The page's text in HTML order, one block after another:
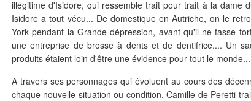
illégitime d'Isidore, qui ressemble trait pour trait à la dame
Isidore a tout vécu... De domestique en Autriche, on le
York pendant la Grande dépression, avant qu'il ne fasse
une entreprise de brosse à dents et de dentifrice.... Un
produits étaient loin d'être une évidence pour tout le monde...
A travers ses personnages qui évoluent au cours des
chaque nouvelle situation ou condition, Camille de Peretti